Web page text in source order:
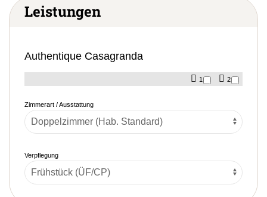
Leistungen
Authentique Casagranda
1 2
Zimmerart / Ausstattung
Verpflegung